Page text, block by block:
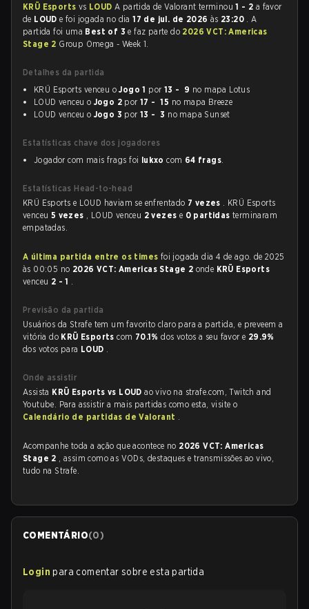
KRÜ Esports vs LOUDA partida de Valorant terminou1 - 2 a favor
de LOUDe foi jogada no dia17 de jul. de 2026 às 23:20 . A
partida foi uma Best of 3e faz parte do 2026 VCT: Americas
Stage 2 Group Omega - Week 1.
Detalhes da partida
KRÜ Esports venceu oJogo 1 por 13 - 9 no mapa Lotus
LOUD venceu o Jogo 2 por17 - 15 no mapa Breeze
LOUD venceu o Jogo 3 por13 - 3 no mapa Sunset
Estatísticas chave dos jogadores
Jogador com mais frags foi lukxo com 64 frags.
Estatísticas Head-to-head
KRÜ Esports e LOUD haviam se enfrentado 7 vezes . KRÜ Esports
venceu 5 vezes , LOUD venceu 2 vezes e 0 partidasterminaram
empatadas.
A última partida entre os times foi jogada dia 4 de ago. de 2025
às 00:05 no 2026 VCT: Americas Stage 2 onde KRÜ Esports
venceu 2 - 1 .
Previsão da partida
Usuários da Strafe tem um favorito claro para a partida, e preveem a
vitória do KRÜ Esportscom 70.1%dos votos a seu favor e 29.9%
dos votos para LOUD .
Onde assistir
Assista KRÜ Esports vs LOUDao vivo na strafe.com, Twitch and
Youtube. Para assistir a mais partidas como esta, visite o
Calendário de partidas de Valorant .
Acompanhe toda a ação que acontece no 2026 VCT: Americas
Stage 2 , assim como as VODs, destaques e transmissões ao vivo,
tudo na Strafe.
COMENTÁRIO(0)
Login para comentar sobre esta partida